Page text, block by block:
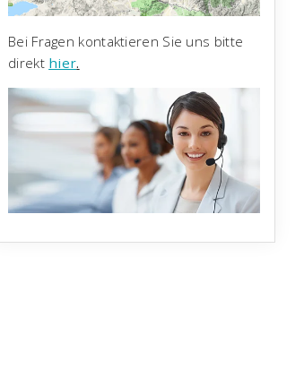
Bei Fragen kontaktieren Sie uns bitte
direkt hier.